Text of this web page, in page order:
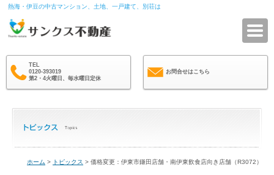
熱海・伊豆の中古マンション、土地、一戸建て、別荘は
TEL
0120-393019
第2・4火曜日、毎水曜日定休
お問合せはこちら
ホーム > トピックス > 価格変更：伊東市鎌田店舗・南伊東飲食店向き店舗（R3072）